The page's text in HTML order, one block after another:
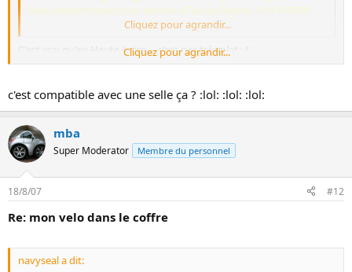
beau departement pour pecher a Fay sur lignon. U N VOISIN
DU 69 EN LIMITE DU 42 :Olivier13_super:
Cliquez pour agrandir...
C'est vrai qu'en Haute-Loire ... c'est pas très plat :-(
Mais à force, on s'habitue aux côtes et on ne les sens plus passé :-D
Cliquez pour agrandir...
c'est compatible avec une selle ça ? :lol: :lol: :lol:
mba
Super Moderator Membre du personnel
18/8/07 #12
Re: mon velo dans le coffre
navyseal a dit: